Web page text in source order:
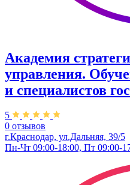
Академия
управления.
и специалистов
5
0 отзывов
г.Краснодар, ул.Дальняя, 39/5
Пн-Чт 09:00-18:00, Пт 09:00-